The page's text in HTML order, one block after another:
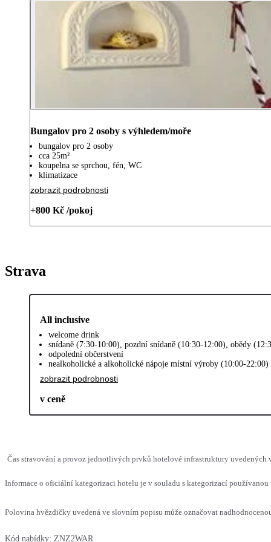
Bungalov pro 2 osoby s výhledem/moře
bungalov pro 2 osoby
cca 25m²
koupelna se sprchou, fén, WC
klimatizace
zobrazit podrobnosti
+800 Kč /pokoj
Strava
All inclusive
welcome drink
snídaně (7:30-10:00), pozdní snídaně (10:30-12:00), obědy
odpolední občerstvení
nealkoholické a alkoholické nápoje místní výroby (10:00-22:00)
zobrazit podrobnosti
v ceně
Čas stravování a provoz jednotlivých prvků hotelové infrastruktury uvedených
Informace o oficiální kategorizaci hotelu je v souladu s kategorizací
Polovina hvězdičky uvedená ve slovním popisu může označovat
Kód nabídky: ZNZ2WAR